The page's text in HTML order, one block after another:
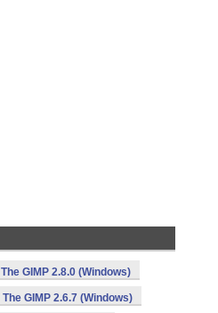
The GIMP 2.8.0 (Windows)
The GIMP 2.6.7 (Windows)